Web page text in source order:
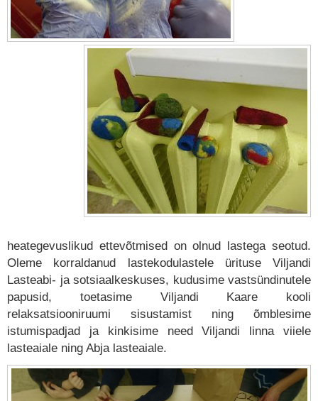
heategevuslikud ettevõtmised on olnud lastega seotud.
Oleme korraldanud lastekodulastele ürituse Viljandi
Lasteabi- ja sotsiaalkeskuses, kudusime vastsündinutele
papusid, toetasime Viljandi Kaare kooli
relaksatsiooniruumi sisustamist ning õmblesime
istumispadjad ja kinkisime need Viljandi linna viiele
lasteaiale ning Abja lasteaiale.